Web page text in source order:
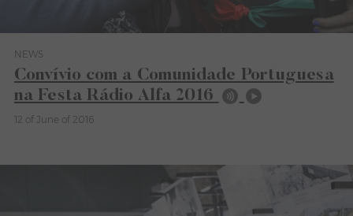
Category News
NEWS
Convívio com a Comunidade Portuguesa
na Festa Rádio Alfa 2016
12 of June of 2016